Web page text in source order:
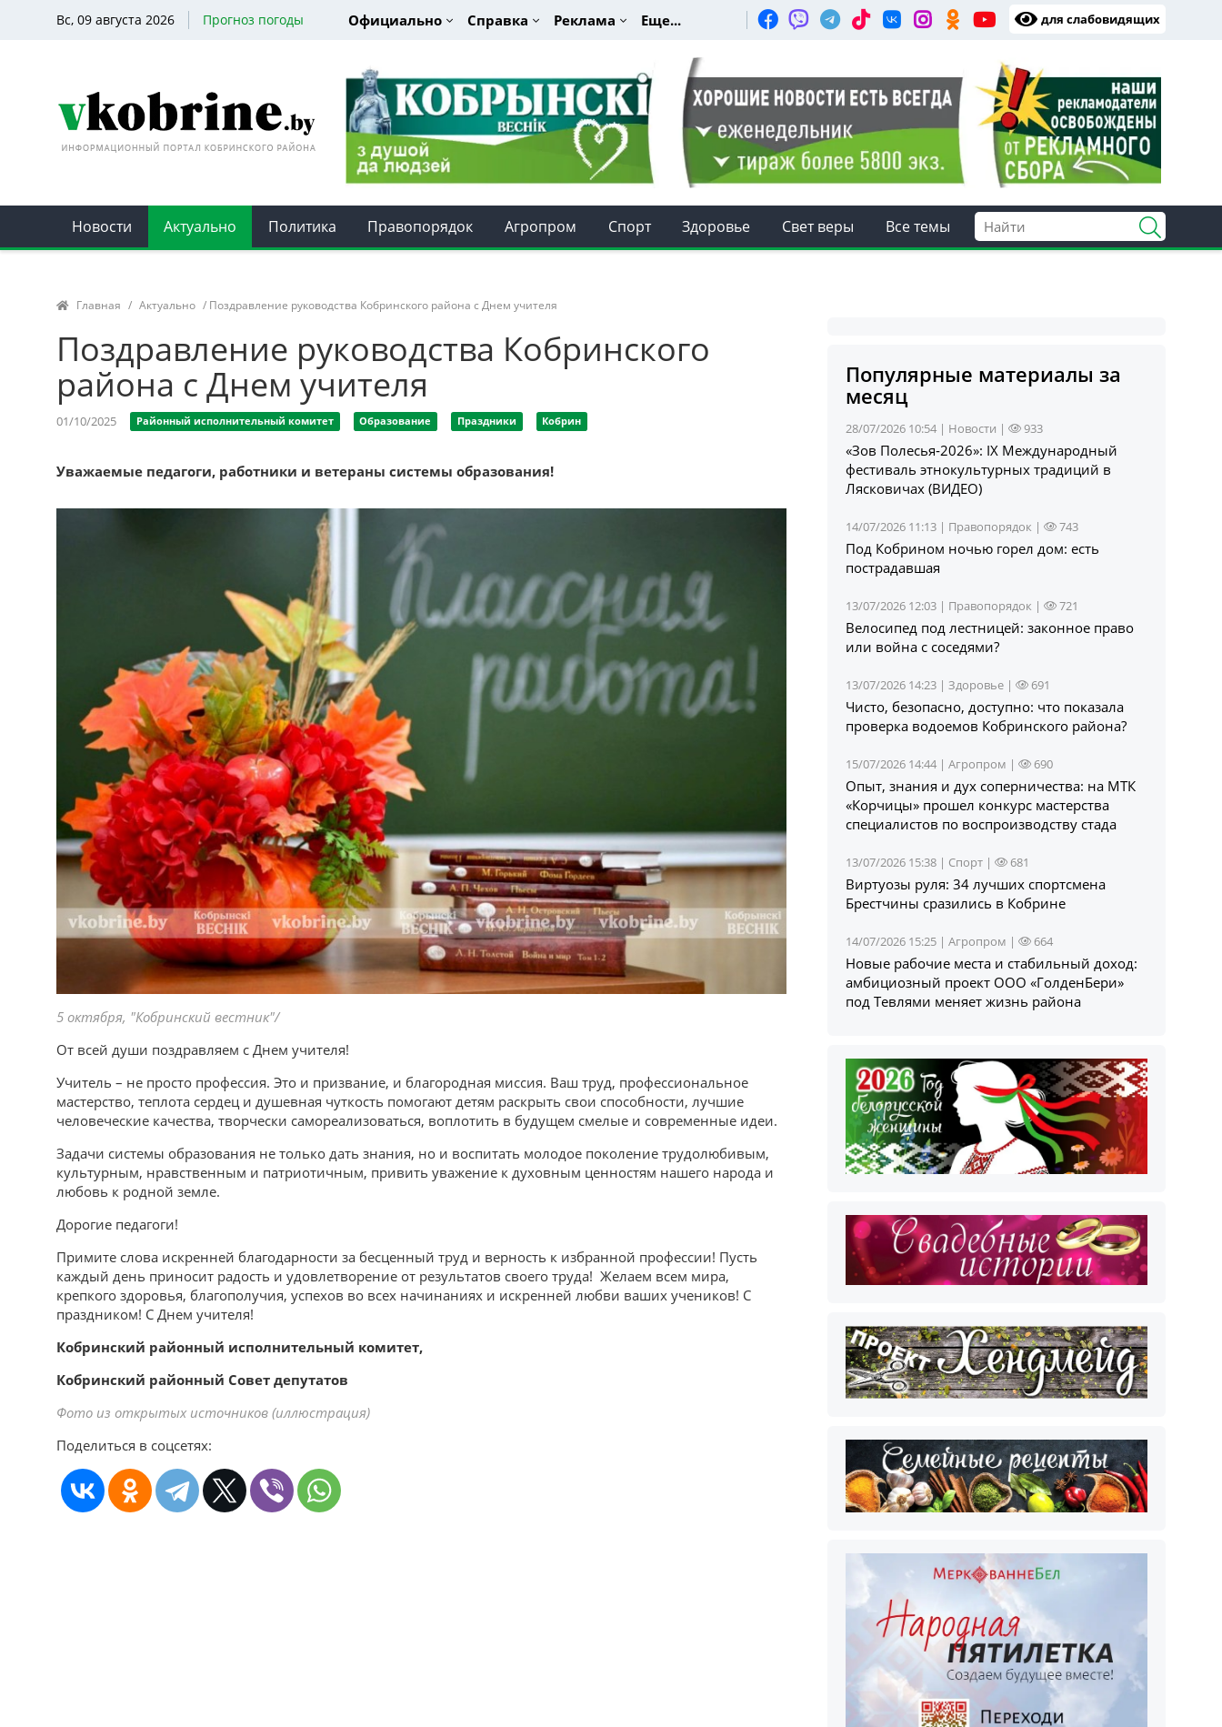
Вс, 09 августа 2026 Прогноз погоды Официально Справка Реклама Еще... для слабовидящих
Новости Актуально Политика Правопорядок Агропром Спорт Здоровье Свет веры Все темы
Главная / Актуально / Поздравление руководства Кобринского района с Днем учителя
Поздравление руководства Кобринского
района с Днем учителя
01/10/2025 Районный исполнительный комитет Образование Праздники Кобрин
Уважаемые педагоги, работники и ветераны системы образования!
5 октября, "Кобринский вестник"/
От всей души поздравляем с Днем учителя!
Учитель – не просто профессия. Это и призвание, и благородная миссия. Ваш труд, профессиональное
мастерство, теплота сердец и душевная чуткость помогают детям раскрыть свои способности, лучшие
человеческие качества, творчески самореализоваться, воплотить в будущем смелые и современные идеи.
Задачи системы образования не только дать знания, но и воспитать молодое поколение трудолюбивым,
культурным, нравственным и патриотичным, привить уважение к духовным ценностям нашего народа и
любовь к родной земле.
Дорогие педагоги!
Примите слова искренней благодарности за бесценный труд и верность к избранной профессии! Пусть
каждый день приносит радость и удовлетворение от результатов своего труда! Желаем всем мира,
крепкого здоровья, благополучия, успехов во всех начинаниях и искренней любви ваших учеников! С
праздником! С Днем учителя!
Кобринский районный исполнительный комитет,
Кобринский районный Совет депутатов
Фото из открытых источников (иллюстрация)
Поделиться в соцсетях:
Популярные материалы за
месяц
28/07/2026 10:54 | Новости | 933
«Зов Полесья‑2026»: IX Международный
фестиваль этнокультурных традиций в
Лясковичах (ВИДЕО)
14/07/2026 11:13 | Правопорядок | 743
Под Кобрином ночью горел дом: есть
пострадавшая
13/07/2026 12:03 | Правопорядок | 721
Велосипед под лестницей: законное право
или война с соседями?
13/07/2026 14:23 |Здоровье | 691
Чисто, безопасно, доступно: что показала
проверка водоемов Кобринского района?
15/07/2026 14:44 |Агропром | 690
Опыт, знания и дух соперничества: на МТК
«Корчицы» прошел конкурс мастерства
специалистов по воспроизводству стада
13/07/2026 15:38 | Спорт | 681
Виртуозы руля: 34 лучших спортсмена
Брестчины сразились в Кобрине
14/07/2026 15:25 |Агропром | 664
Новые рабочие места и стабильный доход:
амбициозный проект ООО «ГолденБери»
под Тевлями меняет жизнь района